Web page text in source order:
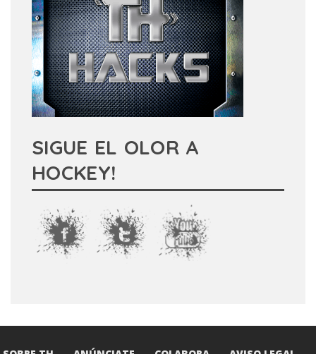
SIGUE EL OLOR A
HOCKEY!